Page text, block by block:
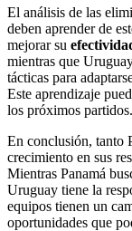
El análisis de las
deben aprender de
mejorar su
mientras que
tácticas para
Este aprendizaje
los próximos partidos.
En conclusión, tanto
crecimiento en sus
Mientras Panamá
Uruguay tiene la
equipos tienen un
oportunidades que